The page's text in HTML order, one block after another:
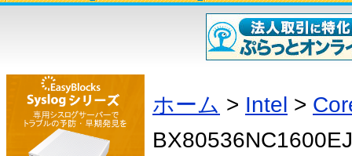
ホーム > Intel >
BX80536NC1600EJ